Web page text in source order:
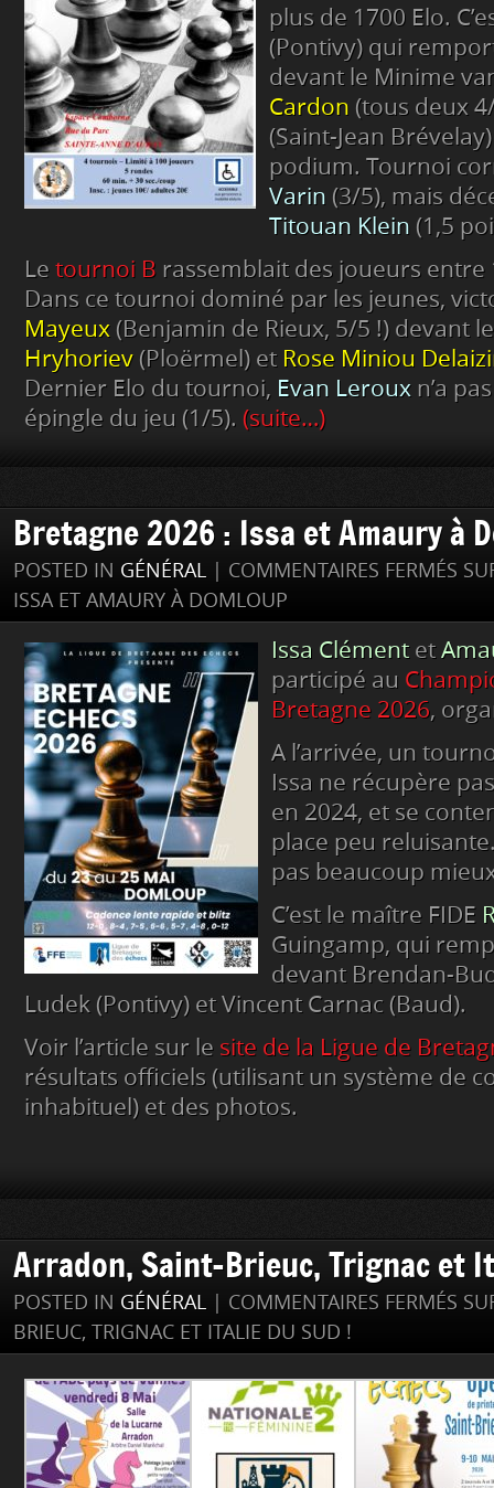
plus de 1700 Elo.
(Pontivy) qui
devant le Minime
Cardon (tous deux
(Saint-Jean
podium. Tournoi
Varin (3/5), mais
Titouan Klein (1,5
Le tournoi B rassemblait des joueurs entre
Dans ce tournoi dominé par les jeunes,
Mayeux (Benjamin de Rieux, 5/5 !) devant
Hryhoriev (Ploërmel) et Rose Miniou
Dernier Elo du tournoi, Evan Leroux n’a
épingle du jeu (1/5). (suite…)
Bretagne 2026 : Issa et Amaury à
POSTED IN GÉNÉRAL COMMENTAIRES FERMÉS
ISSA ET AMAURY À DOMLOUP
Issa Clémentet
participé au
Bretagne 2026,
A l’arrivée, un
Issa ne récupère
en 2024, et se
place peu
pas beaucoup
C’est le maître FIDE
Guingamp, qui
devant Brendan-
Ludek (Pontivy) et Vincent Carnac (Baud).
Voir l’article sur le site de la Ligue de
résultats officiels (utilisant un système de
inhabituel) et des photos.
Arradon, Saint-Brieuc, Trignac et
POSTED IN GÉNÉRAL COMMENTAIRES FERMÉS
BRIEUC, TRIGNAC ET ITALIE DU SUD !